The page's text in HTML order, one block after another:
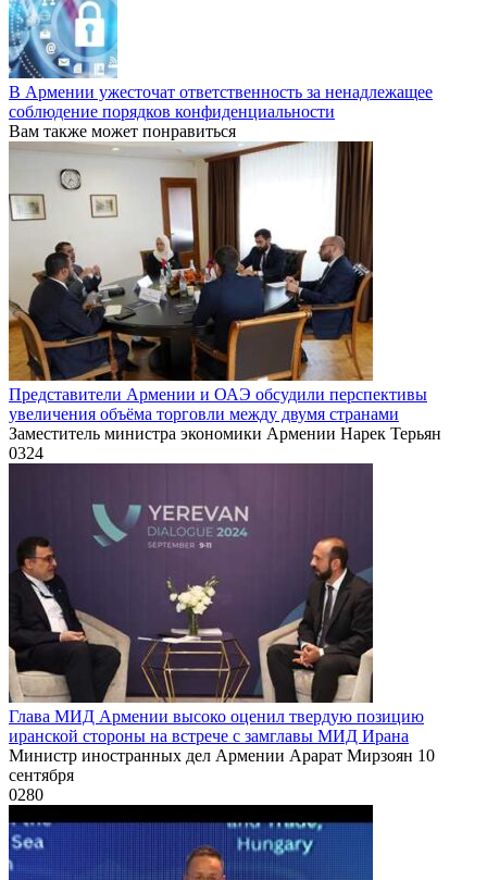
В Армении ужесточат ответственность за ненадлежащее
соблюдение порядков конфиденциальности
Вам также может понравиться
Представители Армении и ОАЭ обсудили перспективы
увеличения объёма торговли между двумя странами
Заместитель министра экономики Армении Нарек Терьян
0324
Глава МИД Армении высоко оценил твердую позицию
иранской стороны на встрече с замглавы МИД Ирана
Министр иностранных дел Армении Арарат Мирзоян 10
сентября
0280